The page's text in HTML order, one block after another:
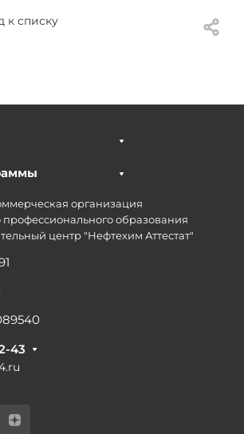
к списку
организация
профессионального образования
центр "Нефтехим Аттестат"
43